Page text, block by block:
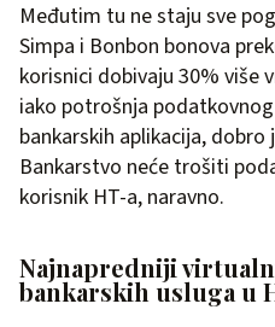
Međutim tu ne staju sve
Simpa i Bonbon bonova
korisnici dobivaju 30% više
iako potrošnja
bankarskih aplikacija,
Bankarstvo neće trošiti
korisnik HT-a, naravno.
Najnapredniji
bankarskih usluga u